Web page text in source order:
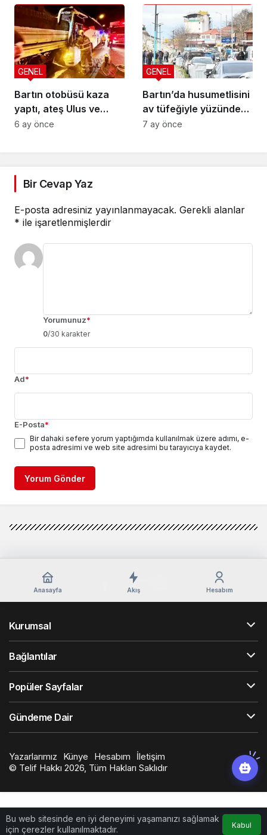
Bartın otobüsü kaza
yaptı, ateş Ulus ve
Kozcağız’a düştü
GENEL
6 ay önce
Bartın’da husumetlisini
av tüfeğiyle yüzünden
vurdu
GENEL
7 ay önce
Bir Cevap Yaz
E-posta adresiniz yayınlanmayacak. Gerekli alanlar
* ile işaretlenmişlerdir
Yorumunuz*
0/30 karakter
Ad*
E-Posta*
Bir dahaki sefere yorum yaptığımda kullanılmak üzere adımı, e-
posta adresimi ve web site adresimi bu tarayıcıya kaydet.
Yorum Gönder
Bu web sitesinde en iyi deneyimi yaşamanızı sağlamak
için çerezler kullanılmaktadır.
Kabul
Anasayfa Akış Hesabım
Kurumsal
Bağlantılar
Popüler Sayfalar
Gündeme Dair
Yazarlarımız Künye Hesabım
İletişim
© Telif Hakkı 2026, Tüm Hakları Saklıdır